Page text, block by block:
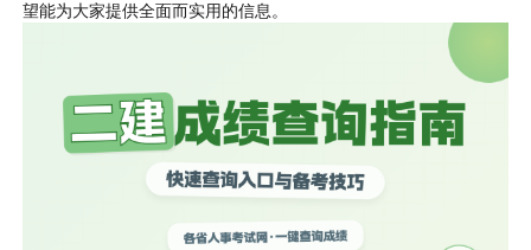
望能为大家提供全面而实用的信息。